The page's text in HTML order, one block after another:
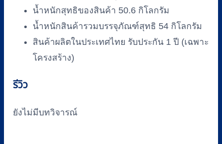
น้ำหนักสุทธิของสินค้า 50.6 กิโลกรัม
น้ำหนักสินค้ารวมบรรจุภัณฑ์สุทธิ 54 กิโลกรัม
สินค้าผลิตในประเทศไทย รับประกัน 1 ปี (เฉพาะ
โครงสร้าง)
รีวิว
ยังไม่มีบทวิจารณ์